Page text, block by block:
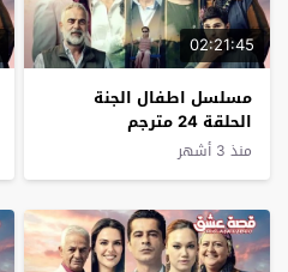
02:21:45
مسلسل اطفال الجنة
الحلقة 24 مترجم
منذ 3 أشهر